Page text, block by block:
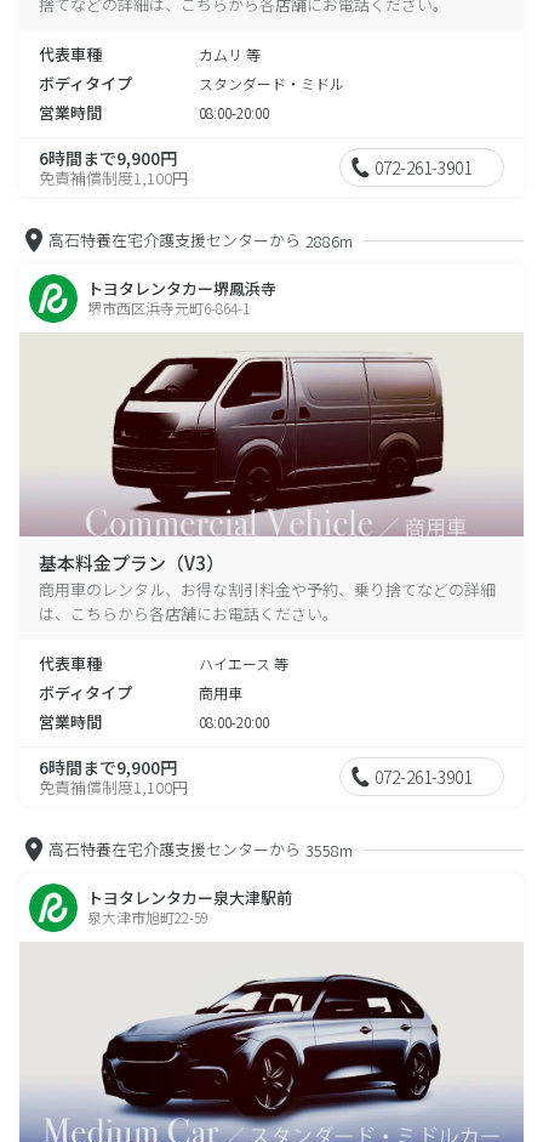
代表車種 カムリ 等
ボディタイプ スタンダード・ミドル
営業時間 08:00-20:00
6時間まで9,900円
免責補償制度1,100円 072-261-3901
高石特養在宅介護支援センターから 2886m
トヨタレンタカー堺鳳浜寺
堺市西区浜寺元町6-864-1
基本料金プラン（V3）
商用車のレンタル、お得な割引料金や予約、乗り捨てなどの詳細
は、こちらから各店舗にお電話ください。
代表車種 ハイエース 等
ボディタイプ 商用車
営業時間 08:00-20:00
6時間まで9,900円
免責補償制度1,100円 072-261-3901
高石特養在宅介護支援センターから 3558m
トヨタレンタカー泉大津駅前
泉大津市旭町22-59